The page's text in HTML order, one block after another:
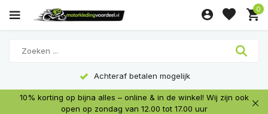
0
Achteraf betalen mogelijk
10% korting op bijna alles – online & in de winkel! Wij zijn ook
open op zondag van 12.00 tot 17.00 uur